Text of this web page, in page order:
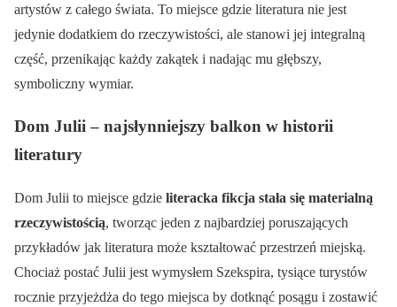
artystów z całego świata. To miejsce gdzie literatura nie jest
jedynie dodatkiem do rzeczywistości, ale stanowi jej integralną
część, przenikając każdy zakątek i nadając mu głębszy,
symboliczny wymiar.
Dom Julii – najsłynniejszy balkon w historii
literatury
Dom Julii to miejsce gdzie literacka fikcja stała się materialną
rzeczywistością, tworząc jeden z najbardziej poruszających
przykładów jak literatura może kształtować przestrzeń miejską.
Chociaż postać Julii jest wymysłem Szekspira, tysiące turystów
rocznie przyjeżdża do tego miejsca by dotknąć posągu i zostawić